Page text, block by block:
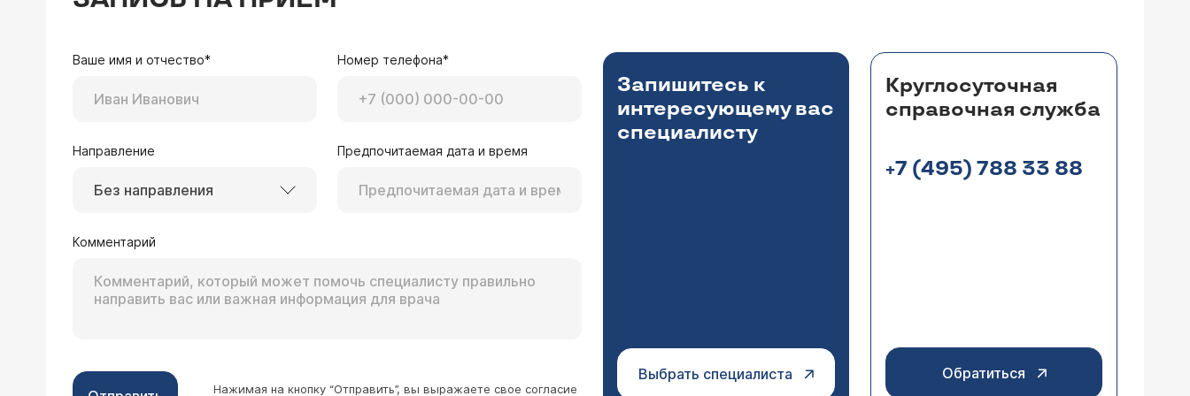
Уважаемая Людмила! Важно дробное питание 5 раз в день малыми порциями, соблюдение диеты. Применение
14.05.2023 Татьяна, 42 года, Барнаул
дозировке. На 10 день заболело в области печени. Ноющая, давящая боль спереди и со спины. Сдавала печеночные пробы,
анамнезе: дискинезия желчевыводящих путей, которая не беспокоила уже очень давно, но боль тогда была совсем
другая, сильная. С тех пор периодически болит правый бок по несколько дней. Терапевт сказал, что это не печень, раз
Здравствуйте, Татьяна. Причин для болей в правом подреберье или в правом боку может быть несколько разных.
Печень обычно не болит. Выполните УЗИ для оценки состояния желчевыводящих протоков. Следует проанализировать
к применению, конечно. Связь боли с приемом препаратов не доказана. Боли могли быть и следствием вирусного
поражения... Продолжите наблюдение у лечащего врача. Если Вы хотите получить второе мнение, обратитесь к
другому врачу очно.
Ваше имя и отчество* Номер телефона*
Направление
Без направления
Предпочитаемая дата и время
Комментарий
Нажимая на кнопку “Отправить”, вы выражаете свое согласие
Запишитесь к
интересующему вас
специалисту
Выбрать специалиста
Круглосуточная
справочная служба
+7 (495) 788 33 88
Обратиться